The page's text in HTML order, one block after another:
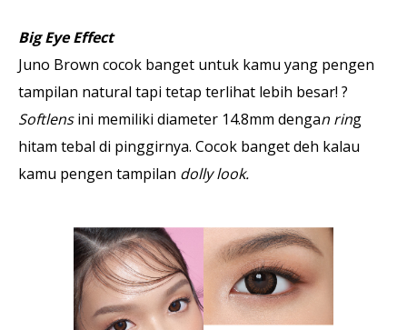
Big Eye Effect
Juno Brown cocok banget untuk kamu yang pengen
tampilan natural tapi tetap terlihat lebih besar! ?
Softlensini memiliki diameter 14.8mm dengan ring
hitam tebal di pinggirnya. Cocok banget deh kalau
kamu pengen tampilan dolly look.